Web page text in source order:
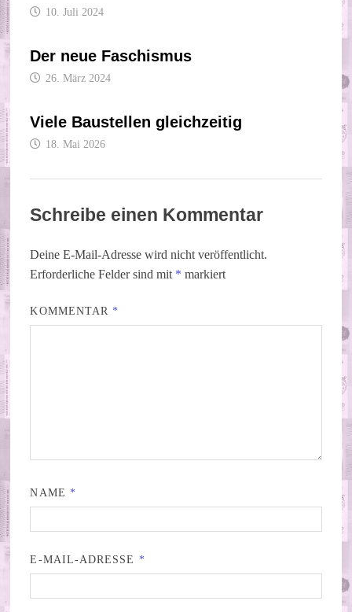
10. Juli 2024
Der neue Faschismus
26. März 2024
Viele Baustellen gleichzeitig
18. Mai 2026
Schreibe einen Kommentar
Deine E-Mail-Adresse wird nicht veröffentlicht.
Erforderliche Felder sind mit * markiert
KOMMENTAR *
NAME *
E-MAIL-ADRESSE *